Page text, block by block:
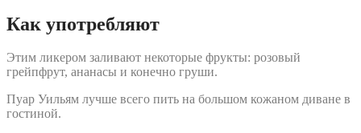
Как употребляют
Этим ликером заливают некоторые фрукты: розовый
грейпфрут, ананасы и конечно груши.
Пуар Уильям лучше всего пить на большом кожаном диване в
гостиной.